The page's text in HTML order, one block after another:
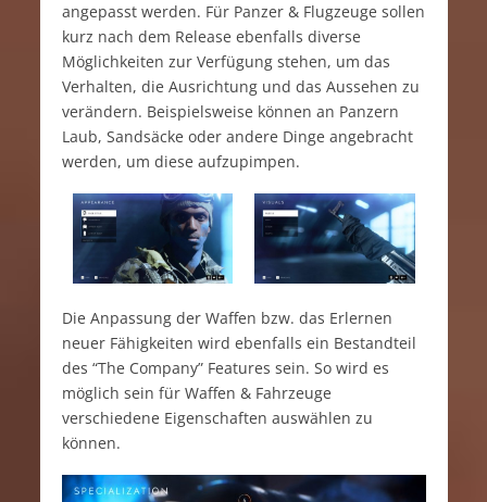
angepasst werden. Für Panzer & Flugzeuge sollen
kurz nach dem Release ebenfalls diverse
Möglichkeiten zur Verfügung stehen, um das
Verhalten, die Ausrichtung und das Aussehen zu
verändern. Beispielsweise können an Panzern
Laub, Sandsäcke oder andere Dinge angebracht
werden, um diese aufzupimpen.
Die Anpassung der Waffen bzw. das Erlernen
neuer Fähigkeiten wird ebenfalls ein Bestandteil
des “The Company” Features sein. So wird es
möglich sein für Waffen & Fahrzeuge
verschiedene Eigenschaften auswählen zu
können.